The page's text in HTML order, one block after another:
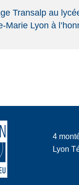
Transalp au
Marie Lyon à
4
Lyon